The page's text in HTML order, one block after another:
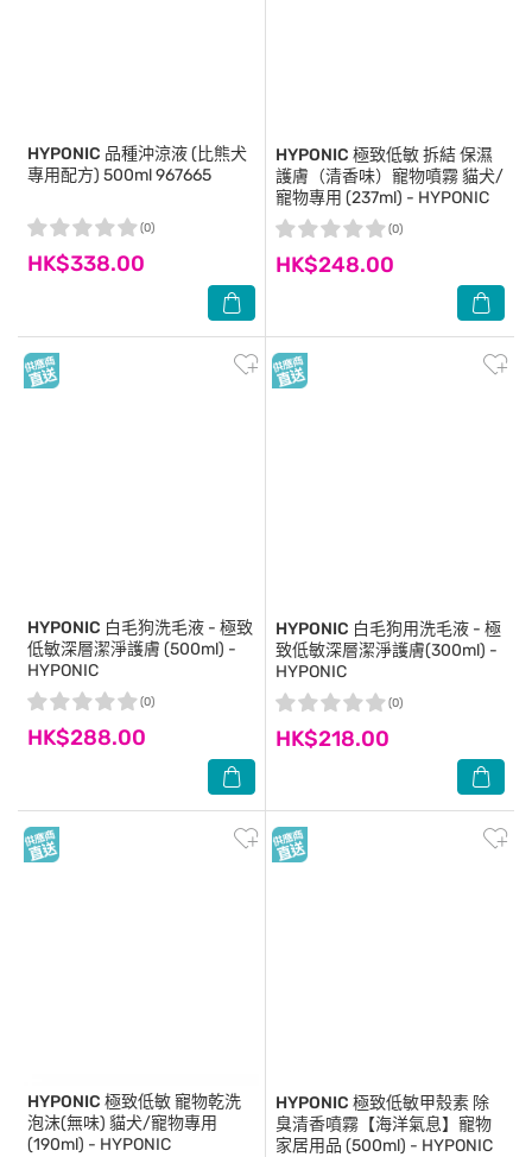
HYPONIC 品種沖涼液 (比熊犬
專用配方) 500ml 967665
HK$338.00
(0)
HYPONIC 極致低敏 拆結 保濕
護膚（清香味）寵物噴霧 貓犬/
寵物專用 (237ml) - HYPONIC
HK$248.00
(0)
HYPONIC 白毛狗洗毛液 - 極致
低敏深層潔淨護膚 (500ml) -
HYPONIC
HK$288.00
(0)
HYPONIC 白毛狗用洗毛液 - 極
致低敏深層潔淨護膚(300ml) -
HYPONIC
HK$218.00
(0)
HYPONIC 極致低敏 寵物乾洗
泡沫(無味) 貓犬/寵物專用
(190ml) - HYPONIC
HYPONIC 極致低敏甲殼素 除
臭清香噴霧【海洋氣息】寵物
家居用品 (500ml) - HYPONIC